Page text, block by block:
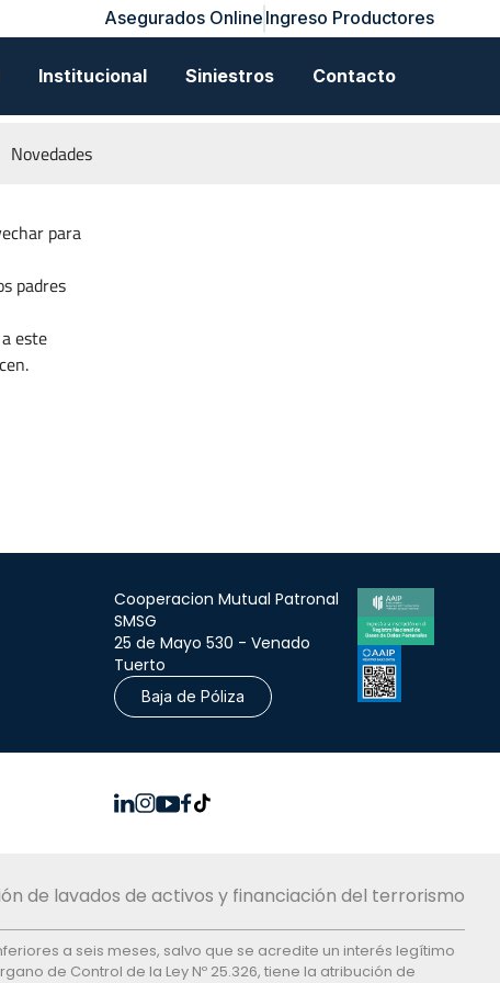
Asegurados Online Ingreso Productores
Institucional Siniestros Contacto
Novedades
para
padres
este
Cooperacion Mutual Patronal
SMSG
25 de Mayo 530 - Venado
Tuerto
Baja de Póliza
de lavados de activos y financiación del terrorismo
a seis meses, salvo que se acredite un interés legítimo
de Control de la Ley Nº 25.326, tiene la atribución de